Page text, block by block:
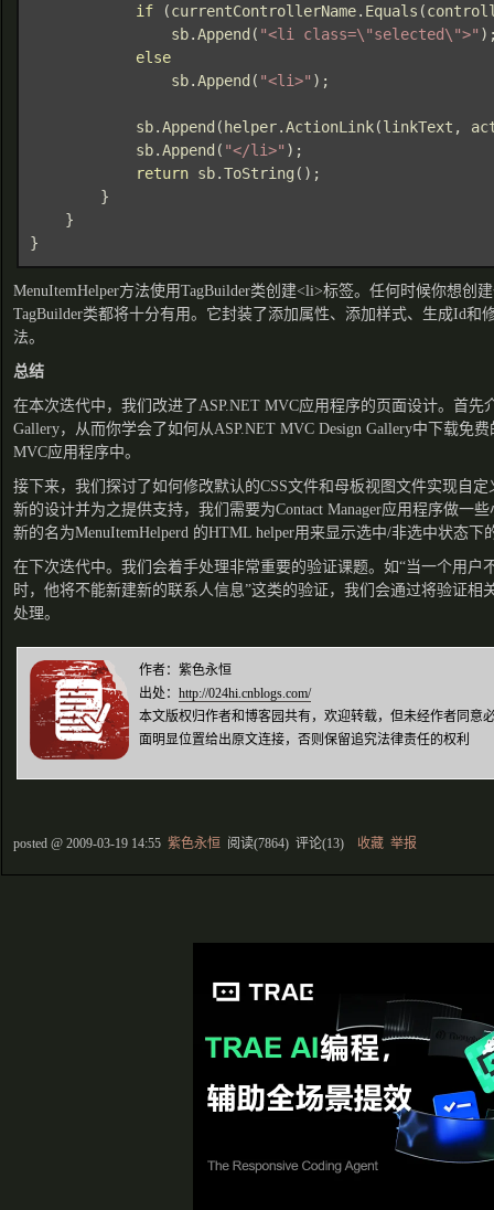
if (currentControllerName. Equals (
sb.Append ( "<li class=\"selected\">"
else
sb.Append ( "<li>" );
sb.Append ( helper.ActionLink(linkText ,
sb.Append ( "</li>" );
return sb.ToString ();
        }
    }
}
MenuItemHelper方法使用TagBuilder类创建<li>标签。任何时候你想创
TagBuilder类都将十分有用。它封装了添加属性、添加样式、生成Id和
法。
总结
在本次迭代中，我们改进了ASP.NET MVC应用程序的页面设计。首先
Gallery，从而你学会了如何从ASP.NET MVC Design Gallery中下载免
MVC应用程序中。
接下来，我们探讨了如何修改默认的CSS文件和母板视图文件实现自
新的设计并为之提供支持，我们需要为Contact Manager应用程序做一
新的名为MenuItemHelperd 的HTML helper用来显示选中/非选中状态下
在下次迭代中。我们会着手处理非常重要的验证课题。如“当一个用户
时，他将不能新建新的联系人信息”这类的验证，我们会通过将验证相
处理。
作者：紫色永恒
出处： http://024hi.cnblogs.com/
本文版权归作者和博客园共有，欢迎转载，但未经作者同意
面明显位置给出原文连接，否则保留追究法律责任的权利
posted @ 2009-03-19 14:55 紫色永恒 阅读(7864) 评论(13) 收藏 举报